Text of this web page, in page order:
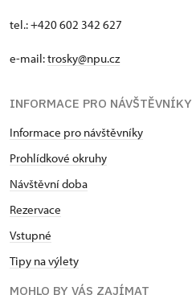
tel.: +420 602 342 627
e-mail:trosky@npu.cz
INFORMACE PRO NÁVŠTĚVNÍKY
Informace pro návštěvníky
Prohlídkové okruhy
Návštěvní doba
Rezervace
Vstupné
Tipy na výlety
MOHLO BY VÁS ZAJÍMAT